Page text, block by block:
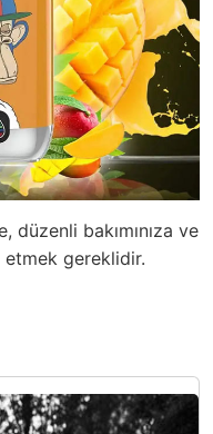
düzenli bakımınıza ve
etmek gereklidir.